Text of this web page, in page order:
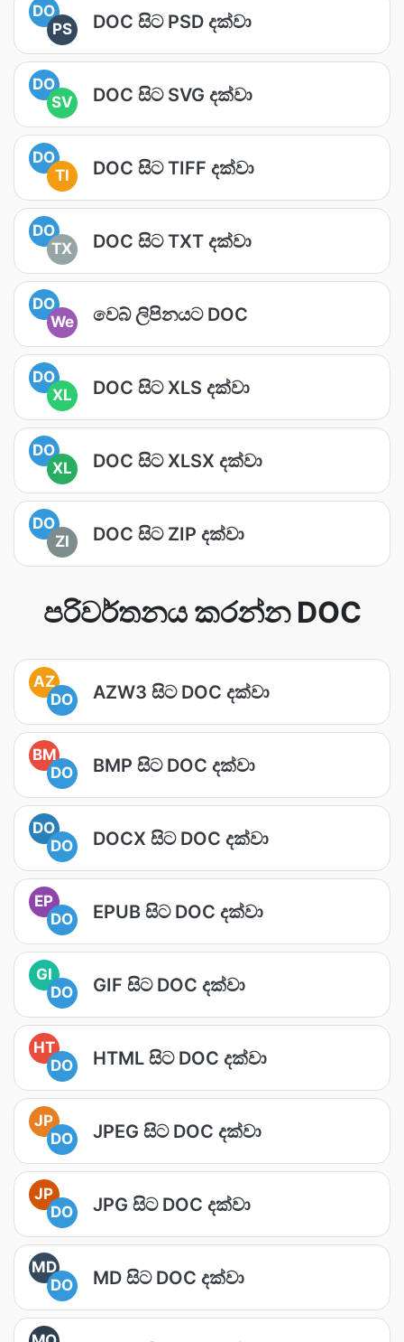
DO
PS
DOC සිට PSD දක්වා
DO
SV
DOC සිට SVG දක්වා
DO
TI
DOC සිට TIFF දක්වා
DO
TX
DOC සිට TXT දක්වා
DO
We
වෙබ් ලිපිනයට DOC
DO
XL
DOC සිට XLS දක්වා
DO
XL
DOC සිට XLSX දක්වා
DO
ZI
DOC සිට ZIP දක්වා
පරිවර්තනය කරන්න DOC
AZ
DO
AZW3 සිට DOC දක්වා
BM
DO
BMP සිට DOC දක්වා
DO
DO
DOCX සිට DOC දක්වා
EP
DO
EPUB සිට DOC දක්වා
GI
DO
GIF සිට DOC දක්වා
HT
DO
HTML සිට DOC දක්වා
JP
DO
JPEG සිට DOC දක්වා
JP
DO
JPG සිට DOC දක්වා
MD
DO
MD සිට DOC දක්වා